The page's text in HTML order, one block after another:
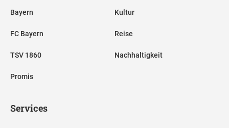
Bayern
FC Bayern
TSV 1860
Promis
Kultur
Reise
Nachhaltigkeit
Services